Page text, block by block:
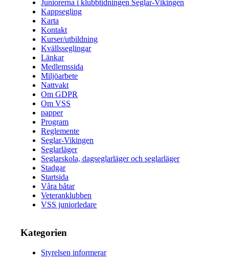
Juniorerna i klubbtidningen Seglar-Vikingen
Kappsegling
Karta
Kontakt
Kurser/utbildning
Kvällsseglingar
Länkar
Medlemssida
Miljöarbete
Nattvakt
Om GDPR
Om VSS
papper
Program
Reglemente
Seglar-Vikingen
Seglarläger
Seglarskola, dagseglarläger och seglarläger
Stadgar
Startsida
Våra båtar
Veteranklubben
VSS juniorledare
Kategorien
Styrelsen informerar